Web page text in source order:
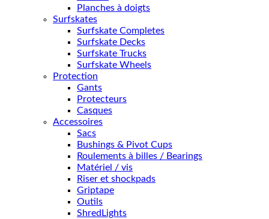
Planches à doigts
Surfskates
Surfskate Completes
Surfskate Decks
Surfskate Trucks
Surfskate Wheels
Protection
Gants
Protecteurs
Casques
Accessoires
Sacs
Bushings & Pivot Cups
Roulements à billes / Bearings
Matériel / vis
Riser et shockpads
Griptape
Outils
ShredLights